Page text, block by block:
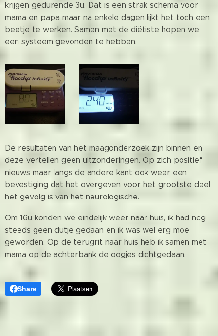
krijgen gedurende 3u. Dat is een strak schema voor
mama en papa maar na enkele dagen lijkt het toch een
beetje te werken. Samen met de diëtiste hopen we
een systeem gevonden te hebben.
De resultaten van het maagonderzoek zijn binnen en
deze vertellen geen uitzonderingen. Op zich positief
nieuws maar langs de andere kant ook weer een
bevestiging dat het overgeven voor het grootste deel
het gevolg is van het neurologische.
Om 16u konden we eindelijk weer naar huis, ik had nog
steeds geen dutje gedaan en ik was wel erg moe
geworden. Op de terugrit naar huis heb ik samen met
mama op de achterbank de oogjes dichtgedaan.
Share